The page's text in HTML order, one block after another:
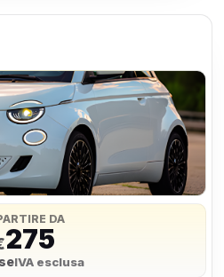
DA
275
IVA esclusa